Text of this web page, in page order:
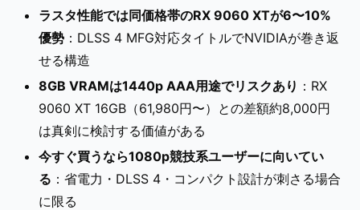
ラスタ性能では同価格帯のRX 9060 XTが6〜10%
優勢 ：DLSS 4 MFG対応タイトルでNVIDIAが巻き返
せる構造
8GB VRAMは1440p AAA用途でリスクあり ：RX
9060 XT 16GB（61,980円〜）との差額約8,000円
は真剣に検討する価値がある
今すぐ買うなら1080p競技系ユーザーに向いてい
る ：省電力・DLSS 4・コンパクト設計が刺さる場合
に限る